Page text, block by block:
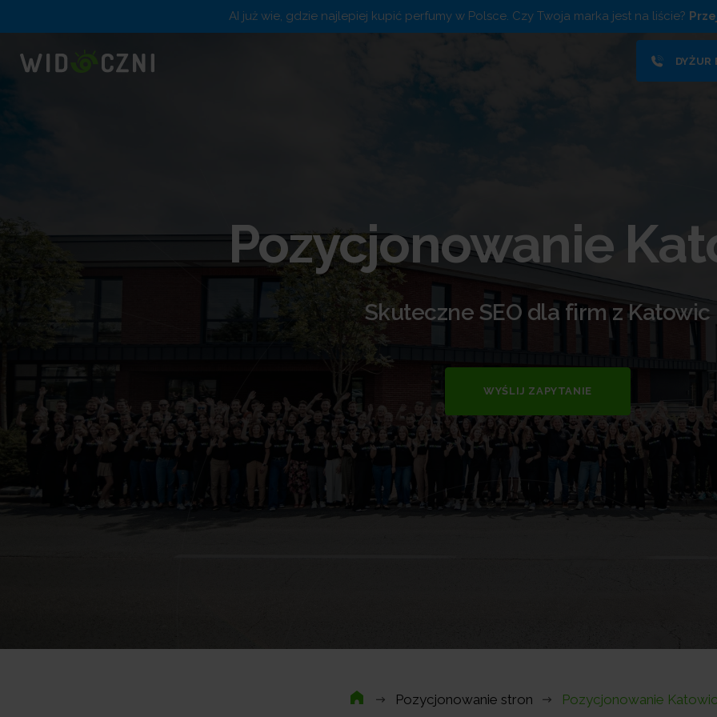
AI już wie, gdzie najlepiej kupić perfumy w Polsce. Czy Twoja marka jest na liście?
DYŻUR
Pozycjonowanie
Skuteczne SEO dla firm z Katowic
WYŚLIJ ZAPYTANIE
Pozycjonowanie stron Pozycjonowanie